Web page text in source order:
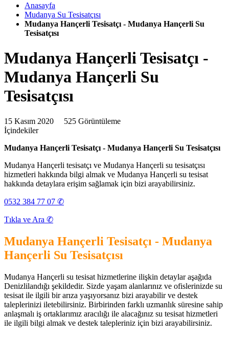
Anasayfa
Mudanya Su Tesisatçısı
Mudanya Hançerli Tesisatçı - Mudanya Hançerli Su
Tesisatçısı
Mudanya Hançerli Tesisatçı -
Mudanya Hançerli Su
Tesisatçısı
15 Kasım 2020 525 Görüntüleme
İçindekiler
Mudanya Hançerli Tesisatçı - Mudanya Hançerli Su Tesisatçısı
Mudanya Hançerli tesisatçı ve Mudanya Hançerli su tesisatçısı
hizmetleri hakkında bilgi almak ve Mudanya Hançerli su tesisat
hakkında detaylara erişim sağlamak için bizi arayabilirsiniz.
0532 384 77 07 ✆
Tıkla ve Ara ✆
Mudanya Hançerli Tesisatçı - Mudanya
Hançerli Su Tesisatçısı
Mudanya Hançerli su tesisat hizmetlerine ilişkin detaylar aşağıda
Denizlilandığı şekildedir. Sizde yaşam alanlarınız ve ofislerinizde su
tesisat ile ilgili bir arıza yaşıyorsanız bizi arayabilir ve destek
taleplerinizi iletebilirsiniz. Birbirinden farklı uzmanlık süresine sahip
anlaşmalı iş ortaklarımız aracılığı ile alacağınız su tesisat hizmetleri
ile ilgili bilgi almak ve destek talepleriniz için bizi arayabilirsiniz.